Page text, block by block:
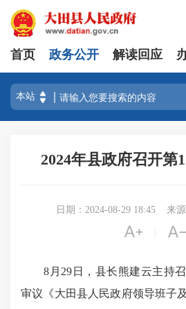
首页 政务公开 解读回应
2024年县政府召开第
日期：2024-08-29 18:45 来
 
8月29日，县长熊建云主持召
审议《大田县人民政府领导班子